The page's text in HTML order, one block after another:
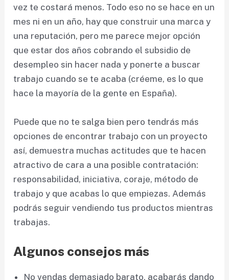
vez te costará menos. Todo eso no se hace en un
mes ni en un año, hay que construir una marca y
una reputación, pero me parece mejor opción
que estar dos años cobrando el subsidio de
desempleo sin hacer nada y ponerte a buscar
trabajo cuando se te acaba (créeme, es lo que
hace la mayoría de la gente en España).
Puede que no te salga bien pero tendrás más
opciones de encontrar trabajo con un proyecto
así, demuestra muchas actitudes que te hacen
atractivo de cara a una posible contratación:
responsabilidad, iniciativa, coraje, método de
trabajo y que acabas lo que empiezas. Además
podrás seguir vendiendo tus productos mientras
trabajas.
Algunos consejos más
No vendas demasiado barato, acabarás dando